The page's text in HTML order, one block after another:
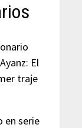
El
traje
en serie